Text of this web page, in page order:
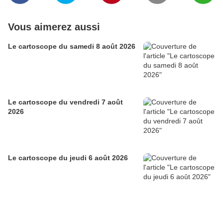
Vous aimerez aussi
Le cartoscope du samedi 8 août 2026
Le cartoscope du vendredi 7 août
2026
Le cartoscope du jeudi 6 août 2026